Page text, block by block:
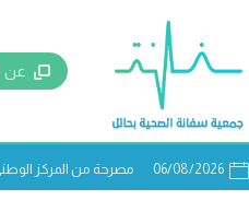
عن
06/08/2026 مصرحة من المركز الوطني